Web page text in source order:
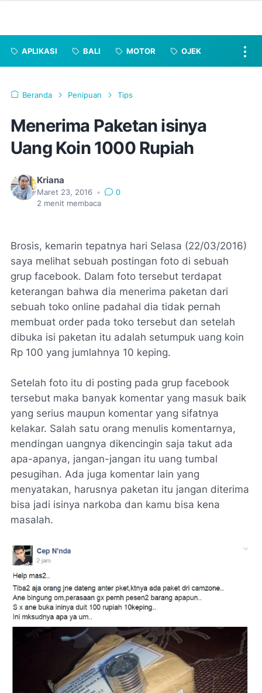
APLIKASI BALI MOTOR OJEK
Beranda Penipuan Tips
Menerima Paketan isinya
Uang Koin 1000 Rupiah
Kriana
Maret 23, 2016 •
0
2 menit membaca
Brosis, kemarin tepatnya hari Selasa (22/03/2016)
saya melihat sebuah postingan foto di sebuah
grup facebook. Dalam foto tersebut terdapat
keterangan bahwa dia menerima paketan dari
sebuah toko online padahal dia tidak pernah
membuat order pada toko tersebut dan setelah
dibuka isi paketan itu adalah setumpuk uang koin
Rp 100 yang jumlahnya 10 keping.
Setelah foto itu di posting pada grup facebook
tersebut maka banyak komentar yang masuk baik
yang serius maupun komentar yang sifatnya
kelakar. Salah satu orang menulis komentarnya,
mendingan uangnya dikencingin saja takut ada
apa-apanya, jangan-jangan itu uang tumbal
pesugihan. Ada juga komentar lain yang
menyatakan, harusnya paketan itu jangan diterima
bisa jadi isinya narkoba dan kamu bisa kena
masalah.